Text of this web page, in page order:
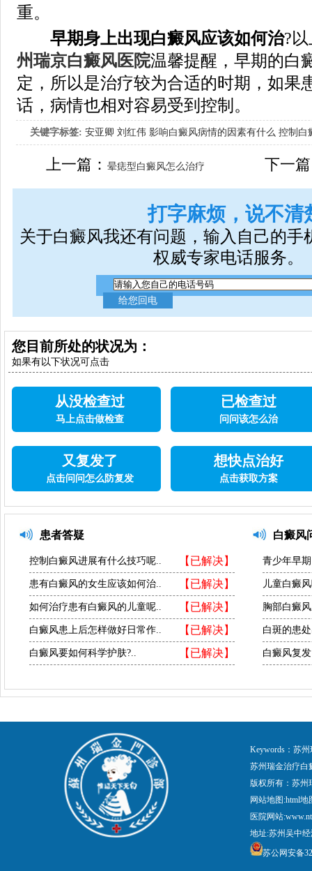
重。
早期身上出现白癜风应该如何治?
州瑞京白癜风医院温馨提醒，早期的白
定，所以是治疗较为合适的时期，如果
话，病情也相对容易受到控制。
关键字标签: 安亚卿 刘红伟 影响白癜风病情的因素有什么 控制白
女生应该如何治疗呢
上一篇：晕痣型白癜风怎么治疗 下一
打字麻烦，说不清
关于白癜风我还有问题，输入自己的手
权威专家电话服务。
您目前所处的状况为：
如果有以下状况可点击
从没检查过
马上点击做检查
已检查过
问问该怎么治
又复发了
点击问问怎么防复发
想快点治好
点击获取方案
患者答疑
【已解决】
控制白癜风进展有什么技巧呢..
【已解决】
患有白癜风的女生应该如何治..
【已解决】
如何治疗患有白癜风的儿童呢..
【已解决】
白癜风患上后怎样做好日常作..
【已解决】
白癜风要如何科学护肤?..
白癜风
青少年早
儿童白癜
胸部白癜
白斑的患
白癜风复
Keywords：苏
苏州瑞金治疗白
版权所有：苏
网站地图:html地
医院网站
地址:苏州吴中
苏公网安备